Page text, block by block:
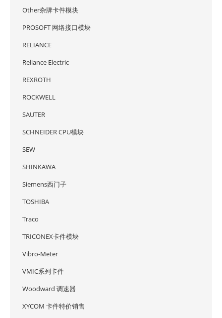
Other杂牌卡件模块
PROSOFT 网络接口模块
RELIANCE
Reliance Electric
REXROTH
ROCKWELL
SAUTER
SCHNEIDER CPU模块
SEW
SHINKAWA
Siemens西门子
TOSHIBA
Traco
TRICONEX卡件模块
Vibro-Meter
VMIC系列卡件
Woodward 调速器
XYCOM 卡件特价销售